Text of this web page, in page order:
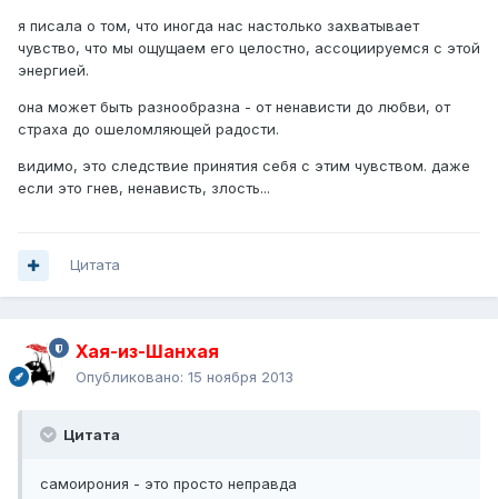
я писала о том, что иногда нас настолько захватывает
чувство, что мы ощущаем его целостно, ассоциируемся с этой
энергией.
она может быть разнообразна - от ненависти до любви, от
страха до ошеломляющей радости.
видимо, это следствие принятия себя с этим чувством. даже
если это гнев, ненависть, злость...
Цитата
Хая-из-Шанхая
Опубликовано: 15 ноября 2013
Цитата
самоирония - это просто неправда